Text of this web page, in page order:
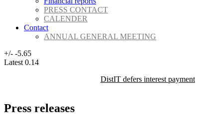
PRESS CONTACT
CALENDER
Contact
ANNUAL GENERAL MEETING
+/- -5.65
Latest 0.14
DistIT defers interest payment
Press releases